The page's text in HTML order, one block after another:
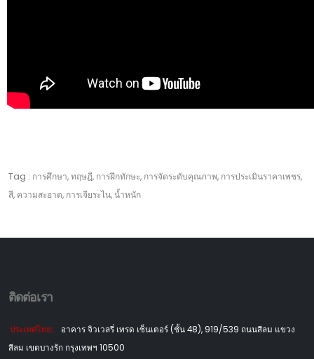
Tag : การศึกษา, ทฤษฎี, การฝึกทักษะ, การจัดระดับคุณภาพ, การประเมินราคาเพชร,
สี, ความสะอาด, การเจียระไน, น้ำหนัก
ติดต่อเรา
ประเทศไทย:
อาคาร จิวเวลรี่ เทรด เซ็นเตอร์ (ชั้น 48), 919/539 ถนนสีลม แขวง
สีลม เขตบางรัก กรุงเทพฯ 10500